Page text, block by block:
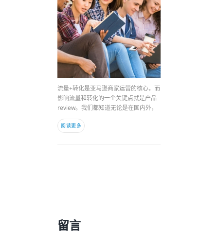
流量+转化是亚马逊商家运营的核心，而
影响流量和转化的一个关键点就是产品
review。我们都知道无论是在国内外，
阅读更多
留言